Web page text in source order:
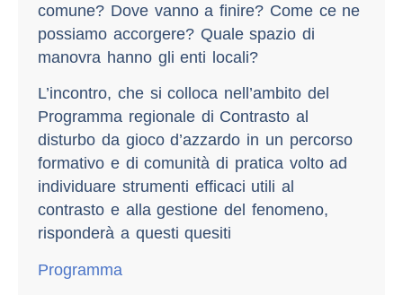
comune? Dove vanno a finire? Come ce ne
possiamo accorgere? Quale spazio di
manovra hanno gli enti locali?
L’incontro, che si colloca nell’ambito del
Programma regionale di Contrasto al
disturbo da gioco d’azzardo in un percorso
formativo e di comunità di pratica volto ad
individuare strumenti efficaci utili al
contrasto e alla gestione del fenomeno,
risponderà a questi quesiti
Programma